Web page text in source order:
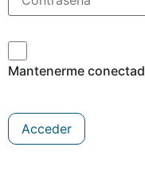
Mantenerme
Acceder